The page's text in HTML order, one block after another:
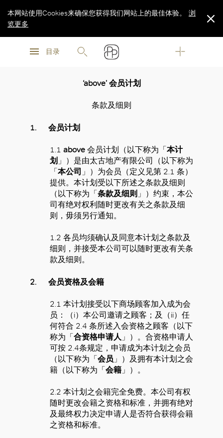
浏
目录
本网站使用Cookies来确保您获得我们网站上的最佳体验。
浏
览更多
‘above’ 会员计划
条款及细则
1. 会员计划
1.1 above 会员计划（以下称为「本计
划 」）是由太古地产有限公司（以下称为
「本公司 」）为会员（定义见第 2.1 条）
提供。本计划受以下所述之条款及细则
（以下称为「条款及细则 」）约束，本公
司有绝对权利随时更改有关之条款及细
则，毋须另行通知。
1.2 各员均须确认及同意本计划之条款及
细则，并接受本公司可以随时更改有关条
款及细则。
2. 会员资格及会籍
2.1 本计划接受以下商场顾客加入成为会
员：（i）本公司邀请之顾客；及（ii）任
何符合 2.4 条所述入会资格之顾客（以下
称为「合资格申请人 」）。合资格申请人
可按 2.4条规定，申请成为本计划之会员
（以下称为「会员 」）及拥有本计划之会
籍（以下称为「会籍 」）。
2.2 本计划之会籍完全免费。本公司有权
随时更改会籍之资格和标准，并拥有绝对
及最终权力决定申请人是否符合获得会籍
之资格和标准。